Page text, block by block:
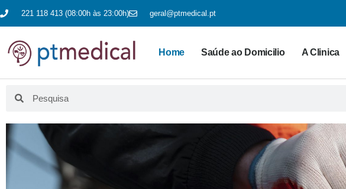
221 118 413 (08:00h às 23:00h) geral@ptmedical.pt
Home Saúde ao Domicilio A Clinica